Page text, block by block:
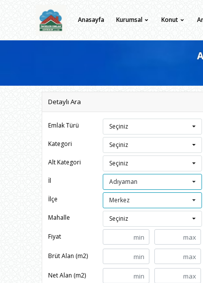
Anasayfa Kurumsal Konut
Detaylı Ara
Emlak Türü Seçiniz
Kategori Seçiniz
Alt Kategori Seçiniz
İl Adıyaman
İlçe Merkez
Mahalle Seçiniz
Fiyat
Brüt Alan (m2)
Net Alan (m2)